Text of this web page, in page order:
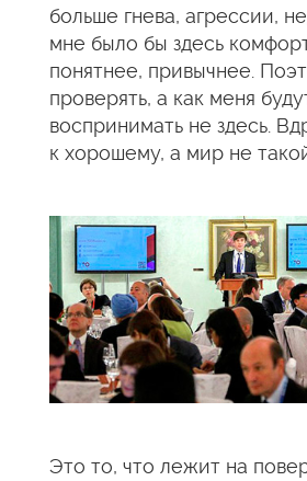
больше гнева, агрессии,
мне было бы здесь
понятнее, привычнее.
проверять, а как меня
воспринимать не здесь.
к хорошему, а мир не
Это то, что лежит на